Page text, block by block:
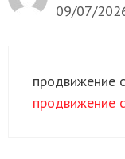
09/07/
продвижение
продвижение